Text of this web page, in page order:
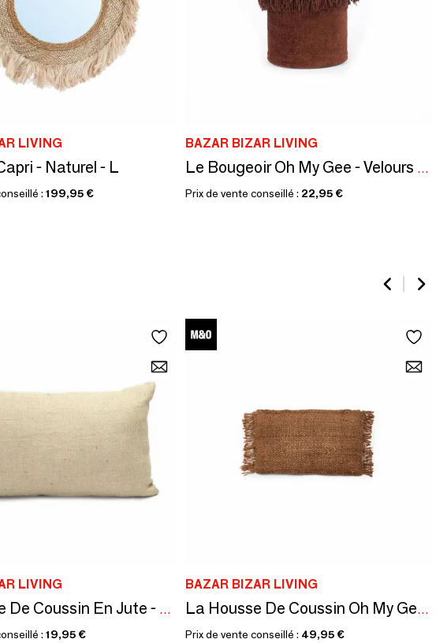
LIVING
- Naturel - L
: 199,95 €
BAZAR BIZAR LIVING
Le Bougeoir Oh My Gee - Velours Bordeaux - XXL
Prix de vente conseillé : 22,95 €
LIVING
La Housse De Coussin En Jute - Naturel - 30x60
: 19,95 €
BAZAR BIZAR LIVING
La Housse De Coussin Oh My Gee - Marron - 30x50
Prix de vente conseillé : 49,95 €